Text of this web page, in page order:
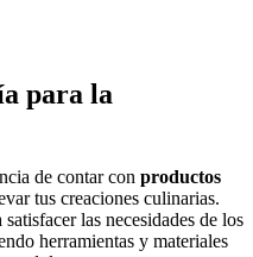
para la
de contar con productos
tus creaciones culinarias.
las necesidades de los
herramientas y materiales